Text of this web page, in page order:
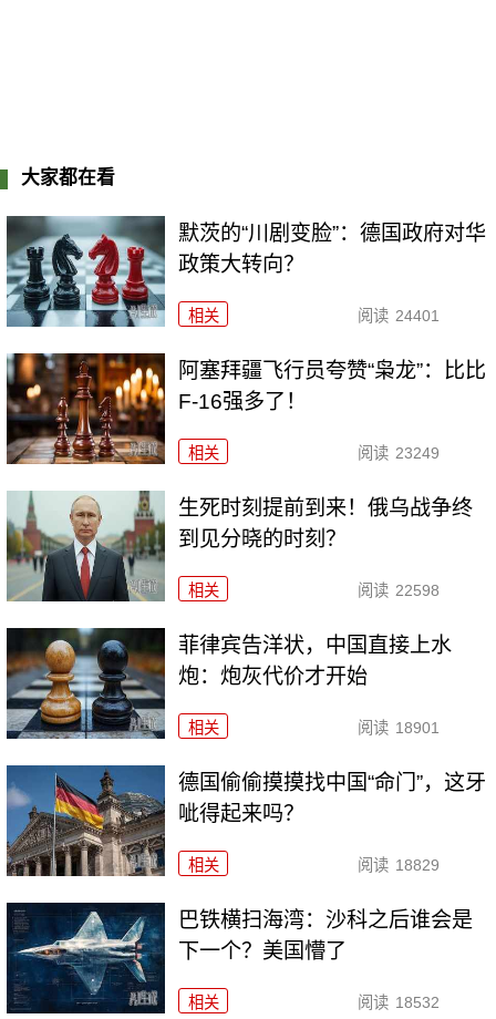
大家都在看
默茨的“川剧变脸”：德国政府对华
政策大转向？
相关 阅读 24401
阿塞拜疆飞行员夸赞“枭龙”：比比
F-16强多了！
相关 阅读 23249
生死时刻提前到来！俄乌战争终
到见分晓的时刻？
相关 阅读 22598
菲律宾告洋状，中国直接上水
炮：炮灰代价才开始
相关 阅读 18901
德国偷偷摸摸找中国“命门”，这牙
呲得起来吗？
相关 阅读 18829
巴铁横扫海湾：沙科之后谁会是
下一个？美国懵了
相关 阅读 18532